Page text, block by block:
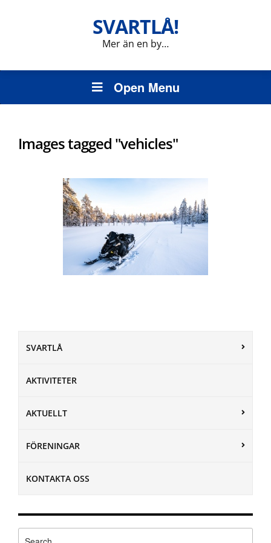
SVARTLÅ!
Mer än en by…
Open Menu
Images tagged "vehicles"
SVARTLÅ
AKTIVITETER
AKTUELLT
FÖRENINGAR
KONTAKTA OSS